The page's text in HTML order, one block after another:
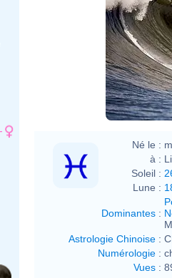
Né le :
à :
Soleil :
Lune :
Dominantes :
Astrologie Chinoise :
Numérologie :
Vues :